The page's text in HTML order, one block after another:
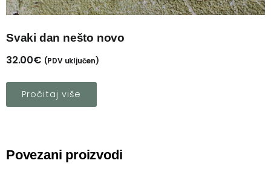
Svaki dan nešto novo
32.00€ (PDV uključen)
Pročitaj više
Povezani proizvodi